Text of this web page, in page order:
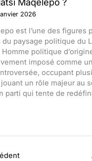
Maqelepo ?
2026
est l’une des figures
paysage politique du
Homme politique
imposé comme
occupant
un rôle majeur au
parti qui tente de